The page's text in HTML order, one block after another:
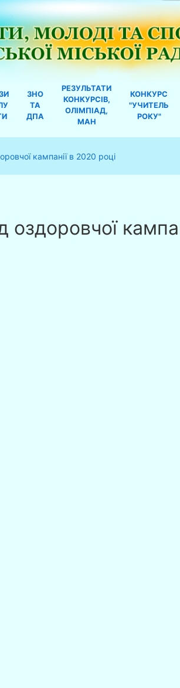
ЗНО
ТА
ДПА
РЕЗУЛЬТАТИ
КОНКУРСІВ,
ОЛІМПІАД,
МАН
КОНКУРС
"УЧИТЕЛЬ
РОКУ"
кампанії в 2020 році
оздоровчої